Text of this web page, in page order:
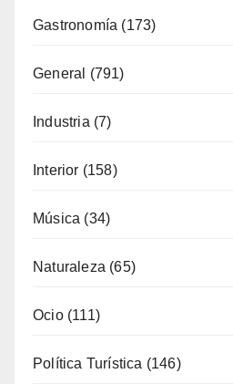
Gastronomía (173)
General (791)
Industria (7)
Interior (158)
Música (34)
Naturaleza (65)
Ocio(111)
Política Turística (146)